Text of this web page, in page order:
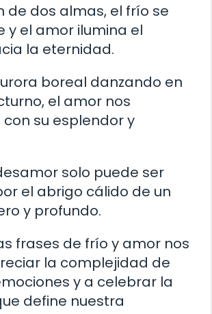
de dos almas, el frío se
y el amor ilumina el
la eternidad.
boreal danzando en
el amor nos
su esplendor y
solo puede ser
el abrigo cálido de un
y profundo.
frases de frío y amor nos
la complejidad de
y a celebrar la
define nuestra